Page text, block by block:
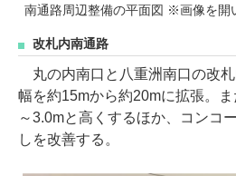
南通路周辺整備の平面図 ※画像を開
改札内南通路
丸の内南口と八重洲南口の改
幅を約15mから約20mに拡張。
～3.0mと高くするほか、コンコ
しを改善する。